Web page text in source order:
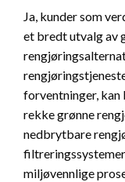
Ja, kunder som
et bredt utvalg av
forventninger,
rekke grønne
nedbrytbare
miljøvennlige